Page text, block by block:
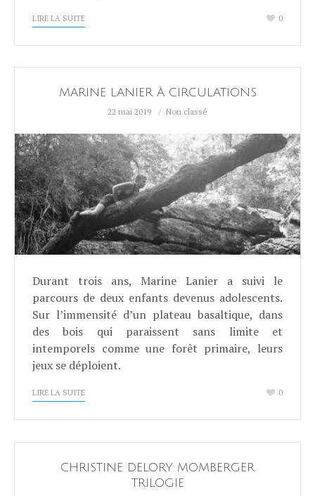
LIRE LA SUITE 0
MARINE LANIER À CIRCULATIONS
22 mai 2019 Non classé
Durant trois ans, Marine Lanier a suivi le
parcours de deux enfants devenus adolescents.
Sur l’immensité d’un plateau basaltique, dans
des bois qui paraissent sans limite et
intemporels comme une forêt primaire, leurs
jeux se déploient.
LIRE LA SUITE 0
CHRISTINE DELORY MOMBERGER
TRILOGIE